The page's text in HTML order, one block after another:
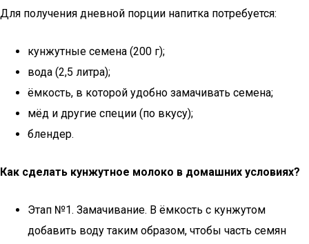
Для получения дневной порции напитка потребуется:
кунжутные семена (200 г);
вода (2,5 литра);
ёмкость, в которой удобно замачивать семена;
мёд и другие специи (по вкусу);
блендер.
Как сделать кунжутное молоко в домашних условиях?
Этап №1. Замачивание. В ёмкость с кунжутом
добавить воду таким образом, чтобы часть семян